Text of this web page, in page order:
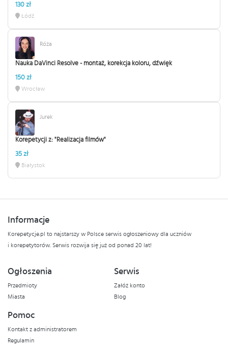
130 zł
Łódź
Róża
Nauka DaVinci Resolve - montaż, korekcja koloru, dźwięk
150 zł
Wrocław
Jurek
Korepetycji z: "Realizacja filmów"
35 zł
Białystok
Informacje
Korepetycje.pl to najstarszy w Polsce serwis ogłoszeniowy dla uczniów
i korepetytorów. Serwis rozwija się już od ponad 20 lat!
Ogłoszenia
Przedmioty
Miasta
Serwis
Załóż konto
Blog
Pomoc
Kontakt z administratorem
Regulamin